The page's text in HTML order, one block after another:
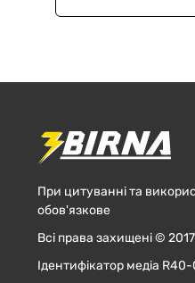
При цитуванні та
обов'язкове
Всі права захищені ©
Ідентифікатор медіа